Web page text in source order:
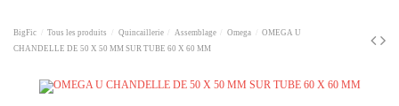
BigFic Tous les produits Quincaillerie Assemblage Omega
OMEGA U
CHANDELLE DE 50 X 50 MM SUR TUBE 60 X 60 MM